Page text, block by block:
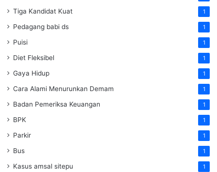
Tiga Kandidat Kuat 1
Pedagang babi ds 1
Puisi 1
Diet Fleksibel 1
Gaya Hidup 1
Cara Alami Menurunkan Demam 1
Badan Pemeriksa Keuangan 1
BPK 1
Parkir 1
Bus 1
Kasus amsal sitepu 1